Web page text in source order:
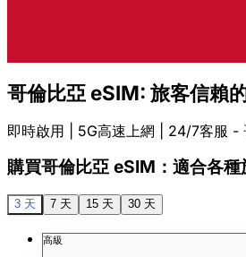
哥倫比亞 eSIM: 旅客信賴
即時啟用 | 5G高速上網 | 24/7客服 -
購買哥倫比亞 eSIM：適合各種
3 天 7 天 15 天 30 天
高級